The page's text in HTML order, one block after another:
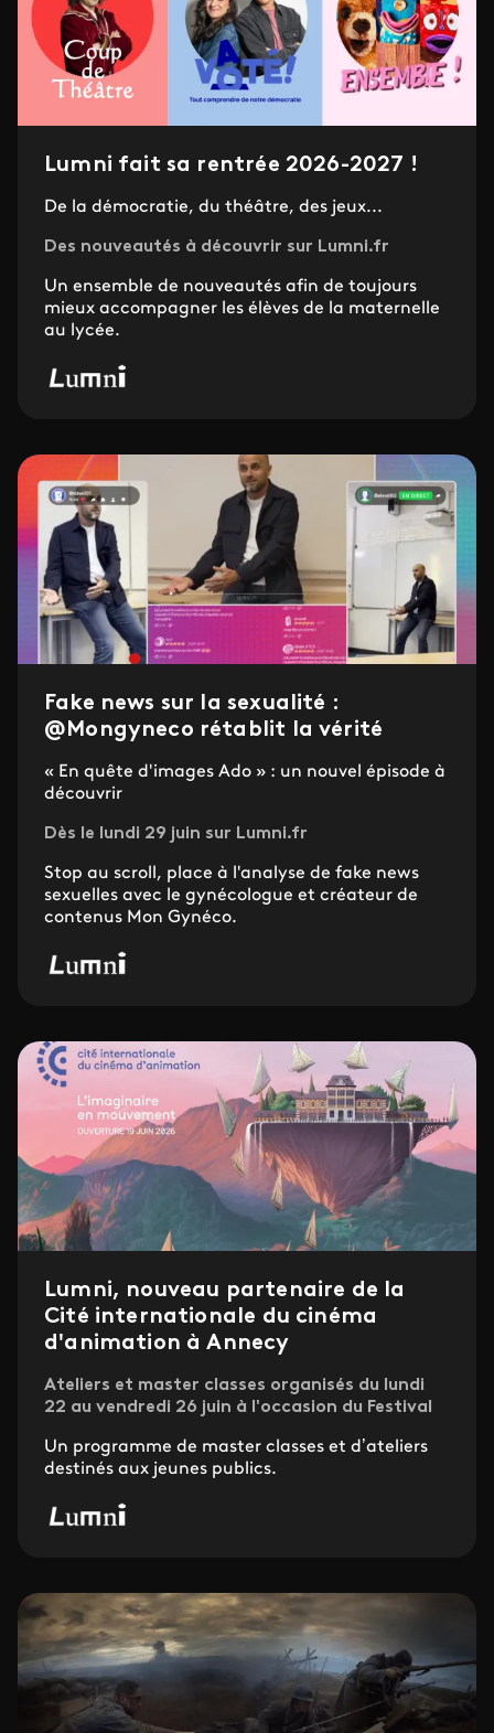
Lumni fait sa rentrée 2026-2027 !
De la démocratie, du théâtre, des jeux...
Des nouveautés à découvrir sur Lumni.fr
Un ensemble de nouveautés afin de toujours
mieux accompagner les élèves de la maternelle
au lycée.
Fake news sur la sexualité :
@Mongyneco rétablit la vérité
« En quête d'images Ado » : un nouvel épisode à
découvrir
Dès le lundi 29 juin sur Lumni.fr
Stop au scroll, place à l'analyse de fake news
sexuelles avec le gynécologue et créateur de
contenus Mon Gynéco.
Lumni, nouveau partenaire de la
Cité internationale du cinéma
d'animation à Annecy
Ateliers et master classes organisés du lundi
22 au vendredi 26 juin à l'occasion du Festival
Un programme de master classes et d’ateliers
destinés aux jeunes publics.